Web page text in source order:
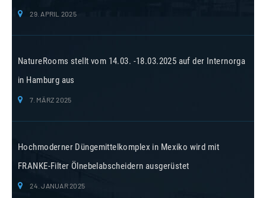
29. APRIL 2025
NatureRooms stellt vom 14.03. -18.03.2025 auf der Internorga
in Hamburg aus
7. MÄRZ 2025
Hochmoderner Düngemittelkomplex in Mexiko wird mit
FRANKE-Filter Ölnebelabscheidern ausgerüstet
24. JANUAR 2025